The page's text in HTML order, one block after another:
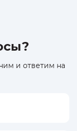
и ответим на